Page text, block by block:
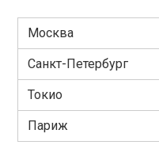
Москва
Санкт-Петербург
Токио
Париж